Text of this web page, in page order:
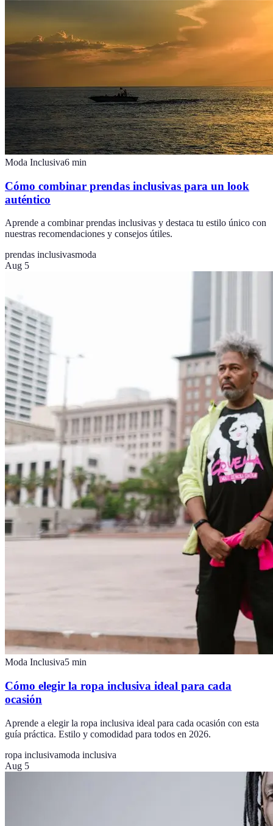
Moda Inclusiva6 min
Cómo combinar prendas inclusivas para un look
auténtico
Aprende a combinar prendas inclusivas y destaca tu estilo único con
nuestras recomendaciones y consejos útiles.
prendas inclusivasmoda
Aug 5
Moda Inclusiva5 min
Cómo elegir la ropa inclusiva ideal para cada
ocasión
Aprende a elegir la ropa inclusiva ideal para cada ocasión con esta
guía práctica. Estilo y comodidad para todos en 2026.
ropa inclusivamoda inclusiva
Aug 5